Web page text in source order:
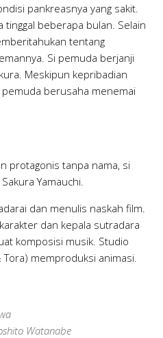
pankreasnya yang sakit.
beberapa bulan. Selain
tentang
Si pemuda berjanji
Meskipun kepribadian
berusaha menemai
protagonis tanpa nama, si
Yamauchi.
dan menulis naskah film.
dan kepala sutradara
komposisi musik. Studio
Tora) memproduksi animasi.
Watanabe